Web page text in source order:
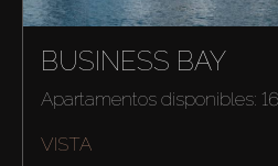
BUSINESS BAY
Apartamentos disponibles: 16
VISTA